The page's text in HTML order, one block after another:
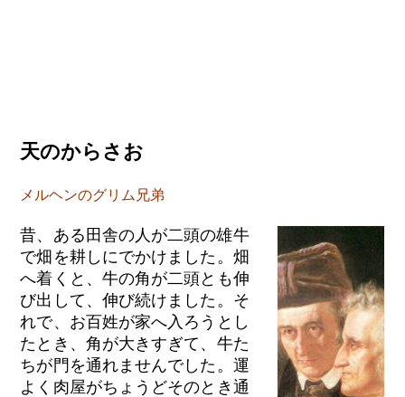
天のからさお
メルヘンのグリム兄弟
昔、ある田舎の人が二頭の雄牛
で畑を耕しにでかけました。畑
へ着くと、牛の角が二頭とも伸
び出して、伸び続けました。そ
れで、お百姓が家へ入ろうとし
たとき、角が大きすぎて、牛た
ちが門を通れませんでした。運
よく肉屋がちょうどそのとき通